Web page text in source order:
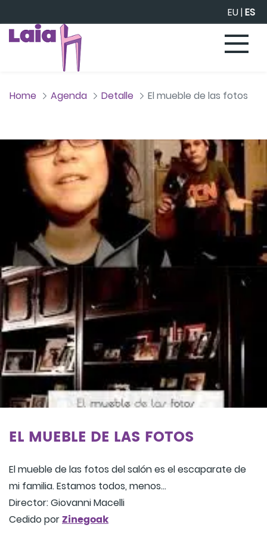
EU|ES
Home Agenda Detalle El mueble de las fotos
EL MUEBLE DE LAS FOTOS
El mueble de las fotos del salón es el escaparate de
mi familia. Estamos todos, menos…
Director: Giovanni Macelli
Cedido porZinegoak